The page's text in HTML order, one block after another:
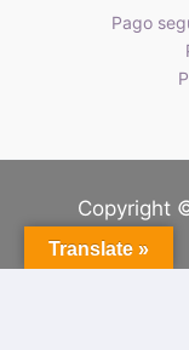
Pago
Copyright
Translate »